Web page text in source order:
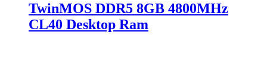
TwinMOS DDR5 8GB 4800MHz
CL40 Desktop Ram